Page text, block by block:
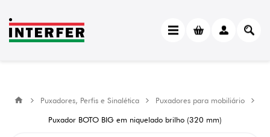
Puxadores, Perfis e Sinalética
Puxadores para mobiliário
Puxador BOTO BIG em niquelado brilho (320 mm)